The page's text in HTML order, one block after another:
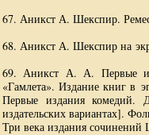
67. Аникст А. Шекспир.
68. Аникст А. Шекспир на
69. Аникст А. А. Первые
«Гамлета». Издание книг в
Первые издания комедий.
издательских вариантах].
Три века издания сочинений